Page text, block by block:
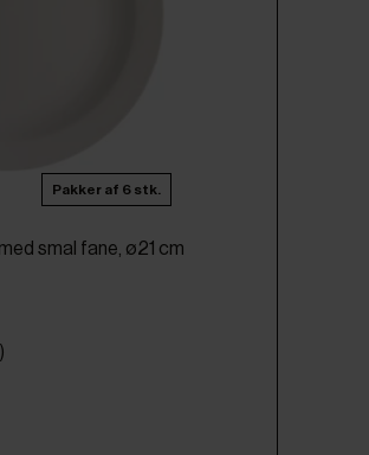
Pakker af 6 stk.
smal fane, ø21 cm